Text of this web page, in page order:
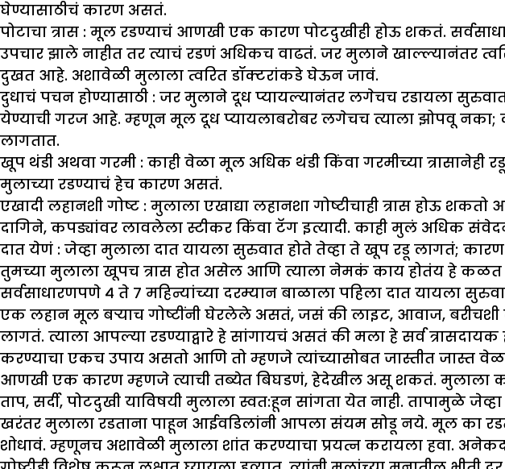
घेण्यासाठीचं कारण असतं.
पोटाचा त्रास : मूल रडण्याचं आणखी एक कारण पोटदुखीही होऊ शकतं.
उपचार झाले नाहीत तर त्याचं रडणं अधिकच वाढतं. जर मुलाने खाल्ल्यानंतर
दुखत आहे. अशावेळी मुलाला त्वरित डॉक्टरांकडे घेऊन जावं.
दुधाचं पचन होण्यासाठी : जर मुलाने दूध प्यायल्यानंतर लगेचच रडायला
येण्याची गरज आहे. म्हणून मूल दूध प्यायलाबरोबर लगेचच त्याला झोपवू नका;
लागतात.
खूप थंडी अथवा गरमी : काही वेळा मूल अधिक थंडी किंवा गरमीच्या
मुलाच्या रडण्याचं हेच कारण असतं.
एखादी लहानशी गोष्ट : मुलाला एखाद्या लहानशा गोष्टीचाही त्रास होऊ
दागिने, कपड्यांवर लावलेला स्टीकर किंवा टॅग इत्यादी. काही मुलं अधिक
दात येणं : जेव्हा मुलाला दात यायला सुरुवात होते तेव्हा ते खूप रडू लागतं;
तुमच्या मुलाला खूपच त्रास होत असेल आणि त्याला नेमकं काय होतंय हे कळत
सर्वसाधारणपणे ४ ते ७ महिन्यांच्या दरम्यान बाळाला पहिला दात यायला
एक लहान मूल बऱ्याच गोष्टींनी घेरलेले असतं, जसं की लाइट, आवाज,
लागतं. त्याला आपल्या रडण्याद्वारे हे सांगायचं असतं की मला हे सर्व
करण्याचा एकच उपाय असतो आणि तो म्हणजे त्यांच्यासोबत जास्तीत जास्त
आणखी एक कारण म्हणजे त्याची तब्येत बिघडणं, हेदेखील असू शकतं. मुलाला
ताप, सर्दी, पोटदुखी याविषयी मुलाला स्वत:हून सांगता येत नाही. तापामुळे
खरंतर मुलाला रडताना पाहून आईवडिलांनी आपला संयम सोडू नये. मूल का
शोधावं. म्हणूनच अशावेळी मुलाला शांत करण्याचा प्रयत्न करायला हवा.